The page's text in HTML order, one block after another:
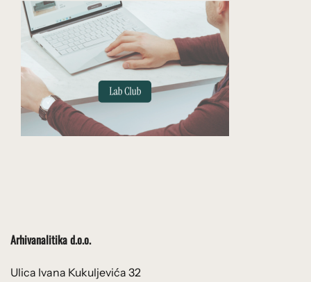
Arhivanalitika d.o.o.
Ulica Ivana Kukuljevića 32